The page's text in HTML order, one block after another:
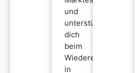
und
unterstützen
dich
beim
Wiedereinstieg
in